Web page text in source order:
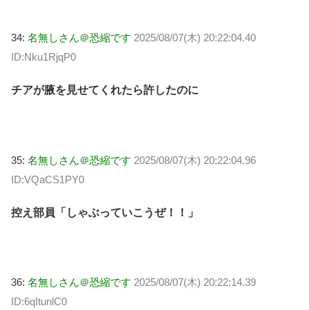
34: 名無しさん＠恐縮です 2025/08/07(木) 20:22:04.40
ID:Nku1RjqP0
チアが腋を見せてくれたら許したのに
35: 名無しさん＠恐縮です 2025/08/07(木) 20:22:04.96
ID:VQaCS1PY0
控え部員「しゃぶっていこうぜ！！」
36: 名無しさん＠恐縮です 2025/08/07(木) 20:22:14.39
ID:6qItunlC0